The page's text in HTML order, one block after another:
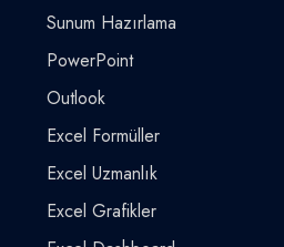
Sunum Hazırlama
PowerPoint
Outlook
Excel Formüller
Excel Uzmanlık
Excel Grafikler